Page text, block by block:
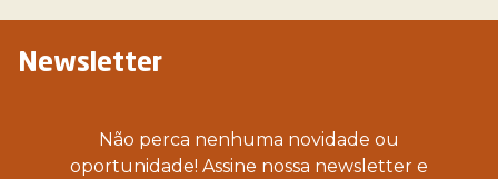
Newsletter
Não perca nenhuma novidade ou
oportunidade! Assine nossa newsletter e